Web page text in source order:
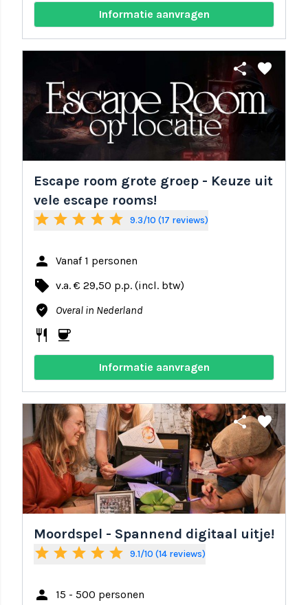
Informatie aanvragen
share favorite
Escape room grote groep - Keuze uit
vele escape rooms!
star star star star star 9.3/10 (17 reviews)
person Vanaf 1 personen
local_offer v.a. € 29,50 p.p. (incl. btw)
where_to_vote Overal in Nederland
restaurant coffee
Informatie aanvragen
share favorite
Moordspel - Spannend digitaal uitje!
star star star star star 9.1/10 (14 reviews)
person 15 - 500 personen